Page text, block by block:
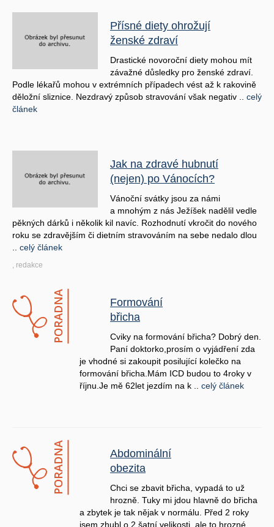
Přísné diety ohrožují
ženské zdraví
Drastické novoroční diety mohou mít
závažné důsledky pro ženské zdraví.
Podle lékařů mohou v extrémních případech vést až k rakovině
děložní sliznice. Nezdravý způsob stravování však negativ .. celý
článek
Jak na zdravé hubnutí
(nejen) po Vánocích?
Vánoční svátky jsou za námi
a mnohým z nás Ježíšek nadělil vedle
pěkných dárků i několik kil navíc. Rozhodnutí vkročit do nového
roku se zdravějším či dietním stravováním na sebe nedalo dlou
celý článek
, redakce
Formování
břicha
Cviky na formování břicha? Dobrý den.
Paní doktorko,prosím o vyjádření zda
je vhodné si zakoupit posilující kolečko na
formování břicha.Mám ICD budou to 4roky v
říjnu.Je mě 62let jezdím na k .. celý článek
Abdominální
obezita
Chci se zbavit břicha, vypadá to už
hrozně. Tuky mi jdou hlavně do břicha
a zbytek je tak nějak v normálu. Před 2 roky
jsem zhubl o 2 šatní velikosti, ale to hrozné